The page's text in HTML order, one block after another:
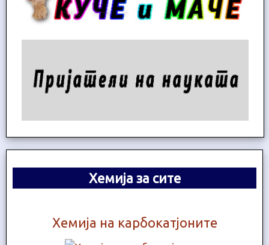
Хемија за сите
Хемија на карбокатјоните